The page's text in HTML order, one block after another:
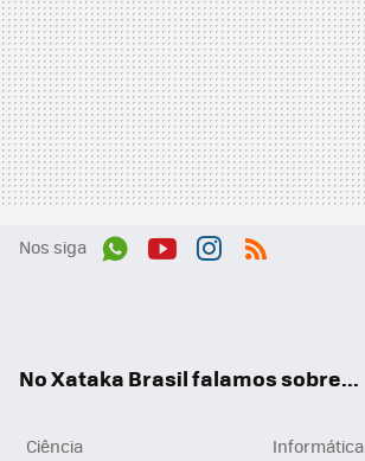
Nos siga
No Xataka Brasil falamos sobre...
Ciência
Informática